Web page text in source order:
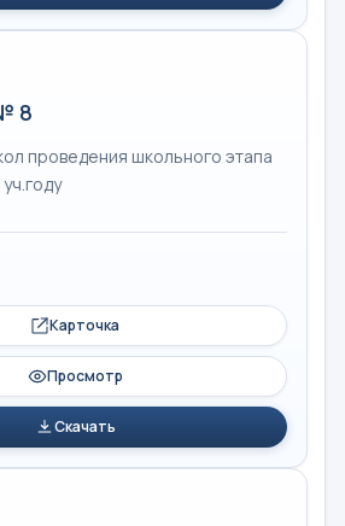
8
проведения школьного этапа
Карточка
Просмотр
Скачать